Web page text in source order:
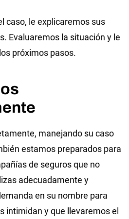
caso, le explicaremos sus
Evaluaremos la situación y le
próximos pasos.
manejando su caso
estamos preparados para
de seguros que no
adecuadamente y
en su nombre para
intimidan y que llevaremos el